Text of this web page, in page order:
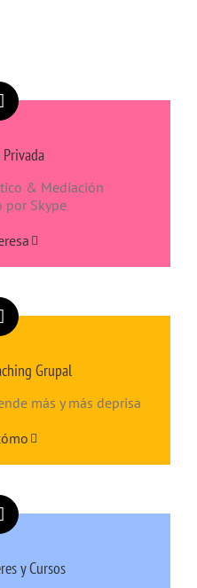
& Mediación
por Skype
Grupal
más y más deprisa
y Cursos